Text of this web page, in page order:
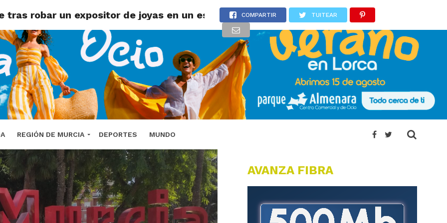
REGIÓN DE MURCIA DEPORTES MUNDO
tras robar un expositor de joyas en un establecimiento de Murcia
COMPARTIR TUITEAR
AVANZA FIBRA